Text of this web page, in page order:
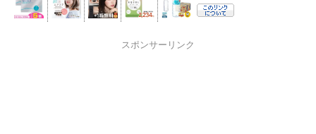
スポンサーリンク